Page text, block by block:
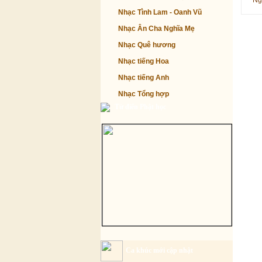
Nhạc Tình Lam - Oanh Vũ
Nhạc Ân Cha Nghĩa Mẹ
Nhạc Quê hương
Nhạc tiếng Hoa
Nhạc tiếng Anh
Nhạc Tổng hợp
Ca khúc mới cập nhật